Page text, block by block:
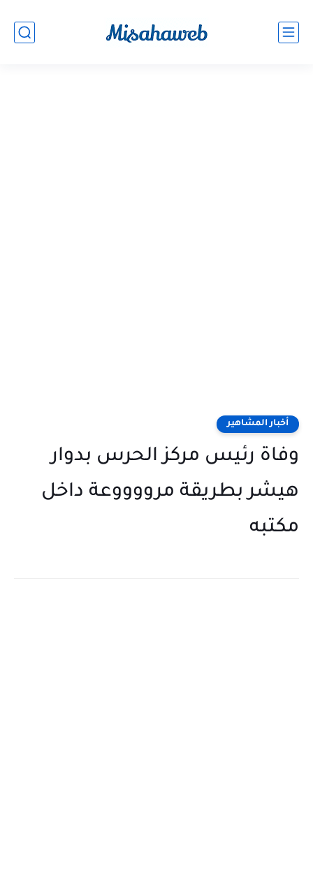
أخبار المشاهير
وفاة رئيس مركز الحرس بدوار
هيشر بطريقة مرووووعة داخل
مكتبه